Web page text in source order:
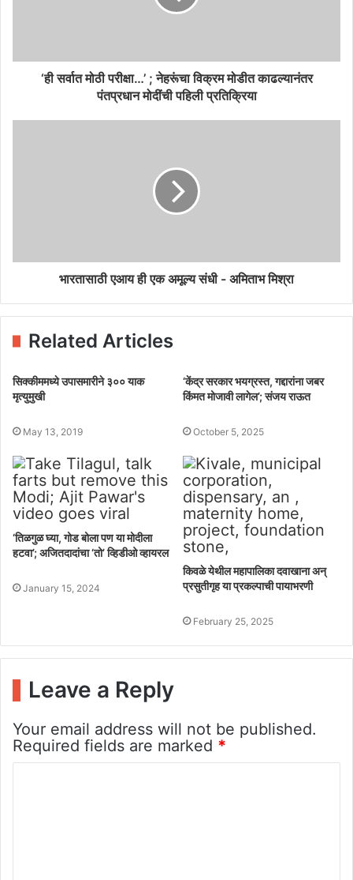
‘ही सर्वात मोठी परीक्षा…’ ; नेहरूंचा विक्रम मोडीत काढल्यानंतर
पंतप्रधान मोदींची पहिली प्रतिक्रिया
भारतासाठी एआय ही एक अमूल्य संधी - अमिताभ मिश्रा
Related Articles
सिक्कीममध्ये उपासमारीने ३०० याक
मृत्युमुखी
May 13, 2019
‘केंद्र सरकार भयग्रस्त, गद्दारांना जबर
किंमत मोजावी लागेल’; संजय राऊत
October 5, 2025
‘तिळगुळ घ्या, गोड बोला पण या मोदीला
हटवा’; अजितदादांचा ‘तो’ व्हिडीओ व्हायरल
January 15, 2024
किवळे येथील महापालिका दवाखाना अन्‌
प्रसुतीगृह या प्रकल्पाची पायाभरणी
February 25, 2025
Leave a Reply
Your email address will not be published.
Required fields are marked *